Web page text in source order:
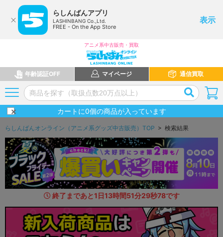
らしんばんアプリ
LASHINBANG Co.,Ltd.
FREE - On the App Store
表示
アニメ系中古販売・買取
年齢認証OFF マイページ 通信買取
カートに0個の商品が入っています
らしんばんオンライン（アニメ系グッズ中古販売）TOP > 検索結果
終了まであと1日13時間51分28秒41です